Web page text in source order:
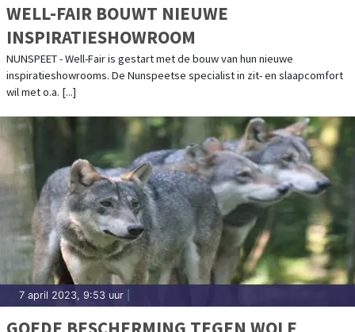
WELL-FAIR BOUWT NIEUWE
INSPIRATIESHOWROOM
NUNSPEET - Well-Fair is gestart met de bouw van hun nieuwe
inspiratieshowrooms. De Nunspeetse specialist in zit- en slaapcomfort
wil met o.a. [...]
7 april 2023, 9:53 uur
GOEDE BESCHERMING TEGEN WOLF